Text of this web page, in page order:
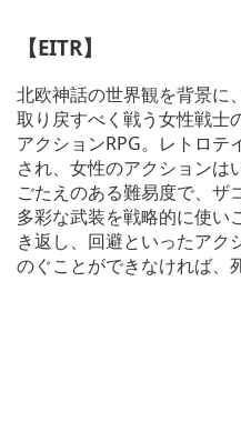
【EITR】
北欧神話の世界観を背景に
取り戻すべく戦う女性戦士
アクションRPG。レトロ
され、女性のアクションは
ごたえのある難易度で、ザ
多彩な武装を戦略的に使い
き返し、回避といったアク
のぐことができなければ、